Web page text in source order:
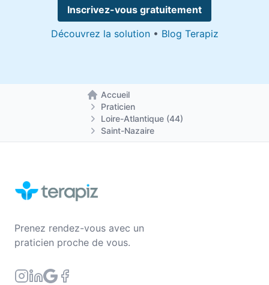
Inscrivez-vous gratuitement
Découvrez la solution• Blog Terapiz
Accueil
Retour à la page d'accueil
Praticien
Loire-Atlantique (44)
Saint-Nazaire
Prenez rendez-vous avec un
praticien proche de vous.